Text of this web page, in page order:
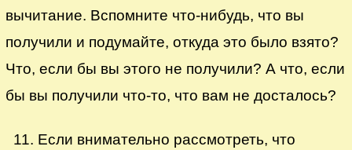
вычитание. Вспомните что-нибудь, что вы
получили и подумайте, откуда это было взято?
Что, если бы вы этого не получили? А что, если
бы вы получили что-то, что вам не досталось?
11. Если внимательно рассмотреть, что